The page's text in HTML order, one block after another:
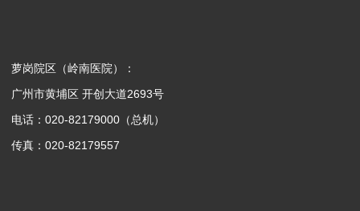
萝岗院区（岭南医院）：
广州市黄埔区 开创大道2693号
电话：020-82179000（总机）
传真：020-82179557